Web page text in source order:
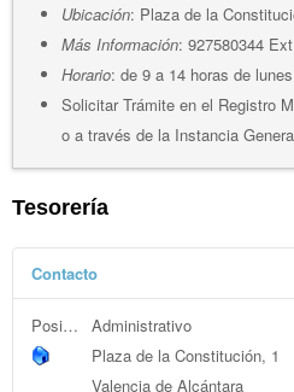
Ubicación: Plaza de la
Más Información: 927580344
Horario: de 9 a 14 horas de
Solicitar Trámite en el Registro
o a través de la Instancia
Tesorería
Contacto
Posición:
Administrativo
Plaza de la Constitución, 1
Valencia de Alcántara